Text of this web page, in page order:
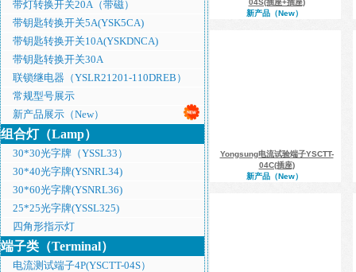
带灯转换开关20A（带磁）
带钥匙转换开关5A(YSK5CA)
带钥匙转换开关10A(YSKDNCA)
带钥匙转换开关30A
联锁继电器（YSLR21201-110DREB）
常规型号展示
新产品展示（New）
组合灯（Lamp）
30*30光字牌（YSSL33）
30*40光字牌(YSNRL34)
30*60光字牌(YSNRL36)
25*25光字牌(YSSL325)
四角形指示灯
端子类（Terminal）
电流测试端子4P(YSCTT-04S）
04S(插座+插座)
新产品（New）
Yongsung电流试验端子YSCTT-
04C(插座)
新产品（New）